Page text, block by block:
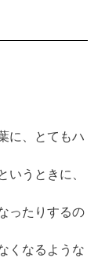
に、とてもハ
いうときに、
ったりするの
くなるような